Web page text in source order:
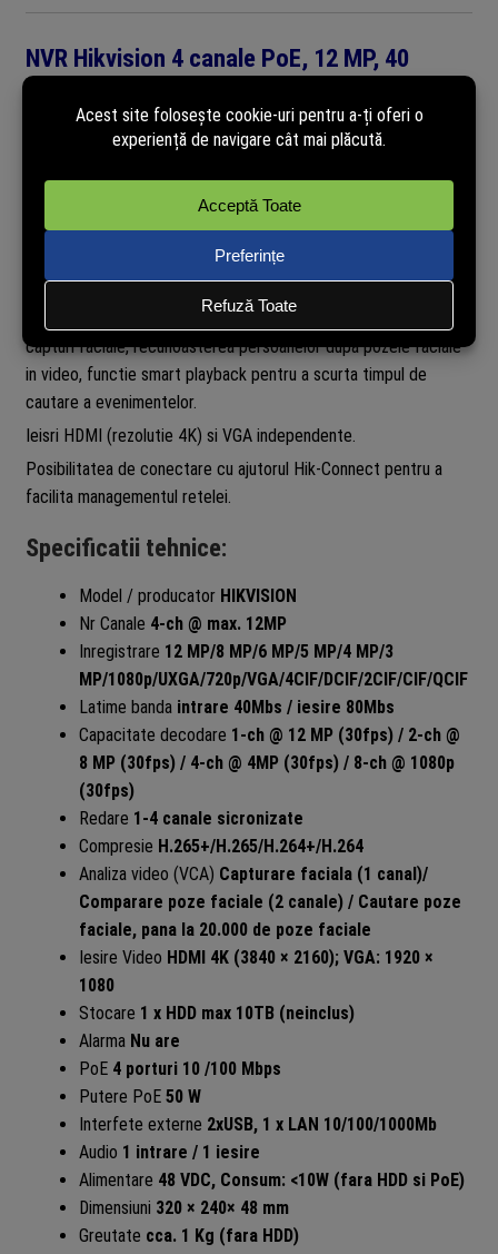
NVR Hikvision 4 canale PoE, 12 MP, 40
DS-7604NXI-K1-4Peste un NVR cu 4 canale IP si 4 interfete
Mbps, posibilitatea de montare un HDD SATA de pana la 10 TB
per bucata. Datorita compresiei H.265+ se poate reduce
consumul de memorie cu pana la 75%.
Toate canalele suporta Detectia miscarii 2.0 si diferentierea
persoana/vehicul. Cu ajutorul tehnologiei AcuSense se pot face
capturi faciale, recunoasterea persoanelor dupa pozele faciale
in video, functie smart playback pentru a scurta timpul de
cautare a evenimentelor.
Ieisri HDMI (rezolutie 4K) si VGA independente.
Posibilitatea de conectare cu ajutorul Hik-Connect pentru a
facilita managementul retelei.
Specificatii tehnice:
Model / producator HIKVISION
Nr Canale 4-ch @ max. 12MP
Inregistrare 12 MP/8 MP/6 MP/5 MP/4 MP/3
MP/1080p/UXGA/720p/VGA/4CIF/DCIF/2CIF/CIF/QCIF
Latime banda intrare 40Mbs / iesire 80Mbs
Capacitate decodare 1-ch @ 12 MP (30fps) / 2-ch @
8 MP (30fps) / 4-ch @ 4MP (30fps) / 8-ch @ 1080p
(30fps)
Redare 1-4 canale sicronizate
Compresie H.265+/H.265/H.264+/H.264
Analiza video (VCA) Capturare faciala (1 canal)/
Comparare poze faciale (2 canale) / Cautare poze
faciale, pana la 20.000 de poze faciale
Iesire Video HDMI 4K (3840 × 2160); VGA: 1920 ×
1080
Stocare 1 x HDD max 10TB (neinclus)
Alarma Nu are
PoE 4 porturi 10 /100 Mbps
Putere PoE 50 W
Interfete externe 2xUSB, 1 x LAN 10/100/1000Mb
Audio 1 intrare / 1 iesire
Alimentare 48 VDC, Consum: <10W (fara HDD si PoE)
Dimensiuni 320 × 240× 48 mm
Greutate cca. 1 Kg (fara HDD)